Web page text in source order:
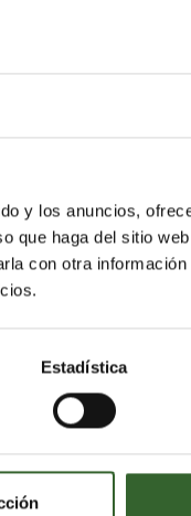
y los anuncios,
que haga del sitio
con otra
Estadística